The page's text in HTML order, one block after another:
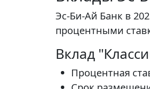
Эс-Би-Ай Банк в
процентными
Вклад
Процентная